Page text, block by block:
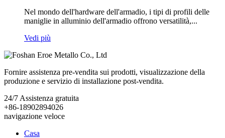
Nel mondo dell'hardware dell'armadio, i tipi di profili delle
maniglie in alluminio dell'armadio offrono versatilità,...
Vedi più
Fornire assistenza pre-vendita sui prodotti, visualizzazione della
produzione e servizio di installazione post-vendita.
24/7 Assistenza gratuita
+86-18902894026
navigazione veloce
Casa